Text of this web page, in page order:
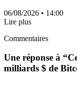
06/08/2026 • 14:00
Lire plus
Commentaires
Une réponse à “
milliards $ de